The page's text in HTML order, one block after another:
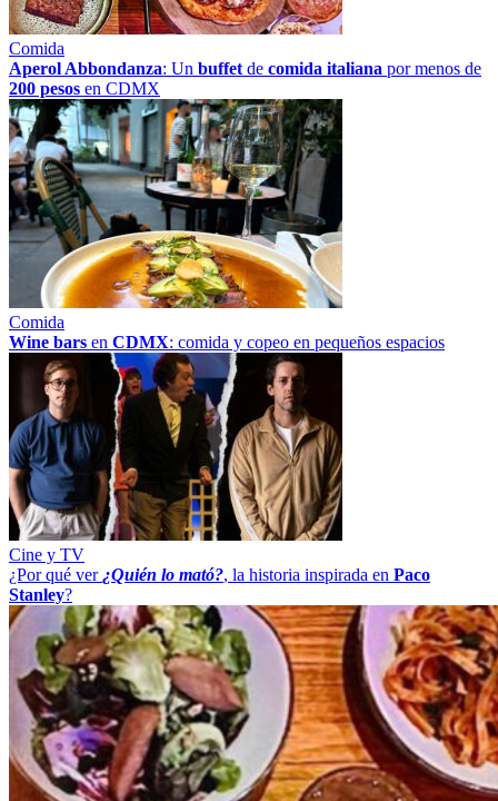
Comida
Aperol Abbondanza: Un buffet de comida italiana por menos de
200 pesos en CDMX
Comida
Wine bars en CDMX: comida y copeo en pequeños espacios
Cine y TV
¿Por qué ver ¿Quién lo mató?, la historia inspirada en Paco
Stanley?